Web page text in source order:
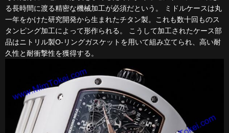
る長時間に渡る精密な機械加工が必須だという。 ミドルケースは丸
一年をかけた研究開発から生まれたチタン製。これも数十回ものス
タンピング加工によって形作られる。 こうして加工されたケース部
品はニトリル製O-リングガスケットを用いて組み立てられ、高い耐
久性と耐衝撃性を獲得する。